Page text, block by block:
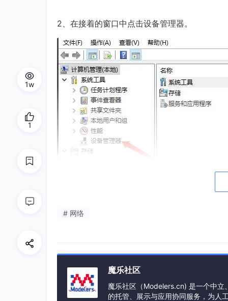
2、在接着的窗口中点击设备管理器。
正常连接，如果有问题则需要右键驱动然后选
# 网络
魔乐社区
魔乐社区（Modelers.cn) 是一个中立
的托管、展示与应用协同服务，为人
1w
1